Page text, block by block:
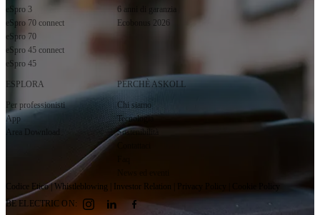
eSpro 3
eSpro 70 connect
eSpro 70
eSpro 45 connect
eSpro 45
6 anni di garanzia
Ecobonus 2026
ESPLORA
Per professionisti
App
Area Download
PERCHÈ ASKOLL
Chi siamo
Tecnologia
Sostenibilità
Codice Etico |Whistleblowing Investor Relation Privacy Policy
Cookie Policy
BE ELECTRIC ON: